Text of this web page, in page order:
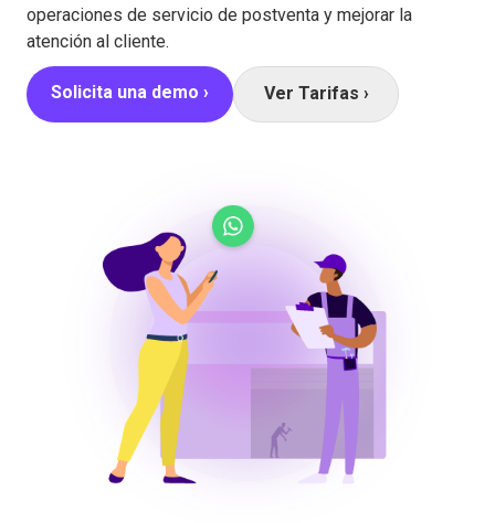
operaciones de servicio de postventa y mejorar la
atención al cliente.
Solicita una demo › Ver Tarifas ›